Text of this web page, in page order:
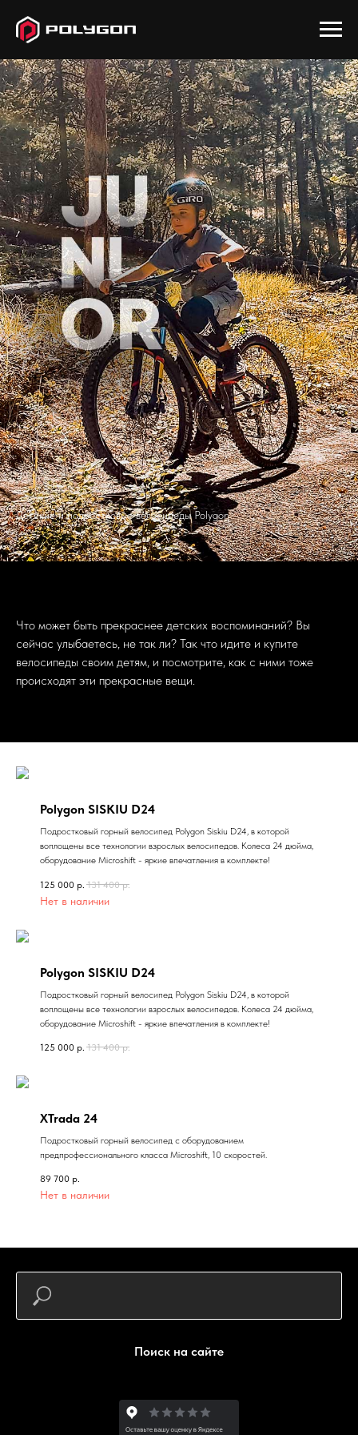
Детские и подростковые велосипеды Polygon
Что может быть прекраснее детских воспоминаний? Вы
сейчас улыбаетесь, не так ли? Так что идите и купите
велосипеды своим детям, и посмотрите, как с ними тоже
происходят эти прекрасные вещи.
Polygon SISKIU D24
Подростковый горный велосипед Polygon Siskiu D24, в которой
воплощены все технологии взрослых велосипедов. Колеса 24 дюйма,
оборудование Microshift - яркие впечатления в комплекте!
125 000 р. 131 400 р.
Нет в наличии
Polygon SISKIU D24
Подростковый горный велосипед Polygon Siskiu D24, в которой
воплощены все технологии взрослых велосипедов. Колеса 24 дюйма,
оборудование Microshift - яркие впечатления в комплекте!
125 000 р. 131 400 р.
XTrada 24
Подростковый горный велосипед с оборудованием
предпрофессионального класса Microshift, 10 скоростей.
89 700 р.
Нет в наличии
Поиск на сайте